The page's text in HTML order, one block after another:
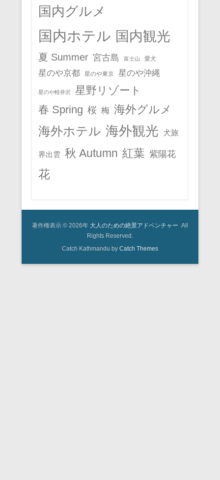
国内グルメ
国内ホテル 国内観光
夏 Summer 宮古島 富士山 愛犬
星のや京都 星のや東京 星のや沖縄
星のや軽井沢
星野リゾート
春 Spring 桜 梅 海外グルメ
海外ホテル 海外観光 犬旅
界出雲 秋 Autumn 紅葉 紫陽花
花
著作権表示 © 2026年 大人のための絶景アドベンチャー All
Rights Reserved.
Catch Kathmandu by Catch Themes